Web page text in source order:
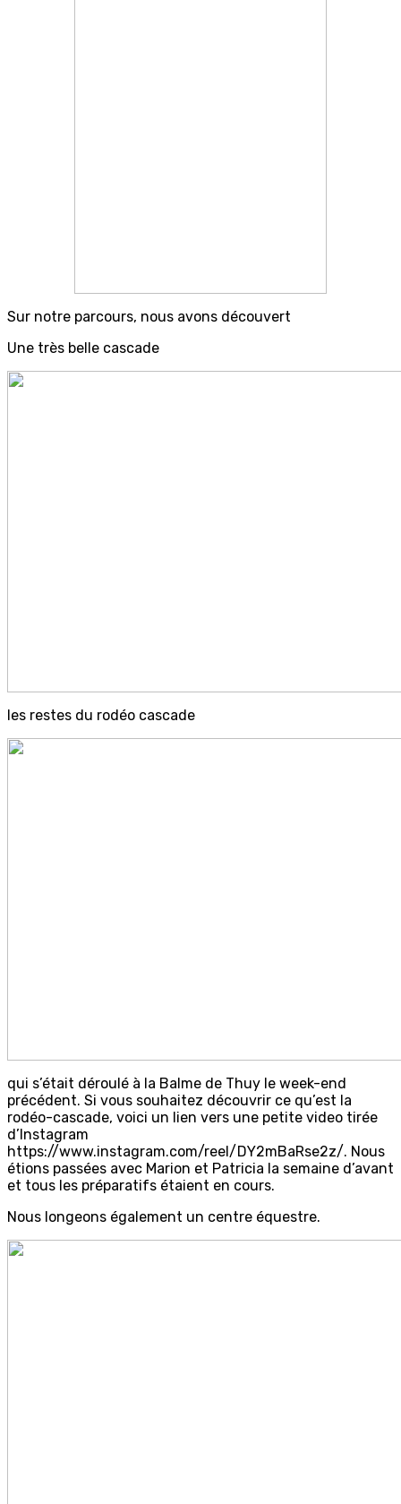
Sur notre parcours, nous avons découvert
Une très belle cascade
les restes du rodéo cascade
qui s’était déroulé à la Balme de Thuy le week-end
précédent. Si vous souhaitez découvrir ce qu’est la
rodéo-cascade, voici un lien vers une petite video tirée
d’Instagram
https://www.instagram.com/reel/DY2mBaRse2z/. Nous
étions passées avec Marion et Patricia la semaine d’avant
et tous les préparatifs étaient en cours.
Nous longeons également un centre équestre.